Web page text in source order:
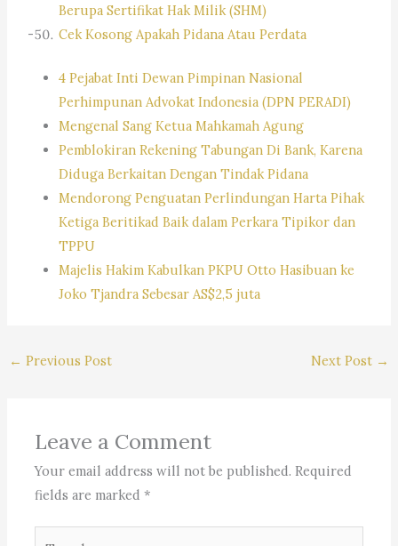
Berupa Sertifikat Hak Milik (SHM)
Cek Kosong Apakah Pidana Atau Perdata
4 Pejabat Inti Dewan Pimpinan Nasional
Perhimpunan Advokat Indonesia (DPN PERADI)
Mengenal Sang Ketua Mahkamah Agung
Pemblokiran Rekening Tabungan Di Bank, Karena
Diduga Berkaitan Dengan Tindak Pidana
Mendorong Penguatan Perlindungan Harta Pihak
Ketiga Beritikad Baik dalam Perkara Tipikor dan
TPPU
Majelis Hakim Kabulkan PKPU Otto Hasibuan ke
Joko Tjandra Sebesar AS$2,5 juta
← Previous Post Next Post →
Leave a Comment
Your email address will not be published. Required
fields are marked*